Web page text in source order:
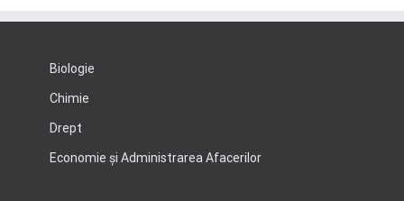
Biologie
Chimie
Drept
Economie şi Administrarea Afacerilor